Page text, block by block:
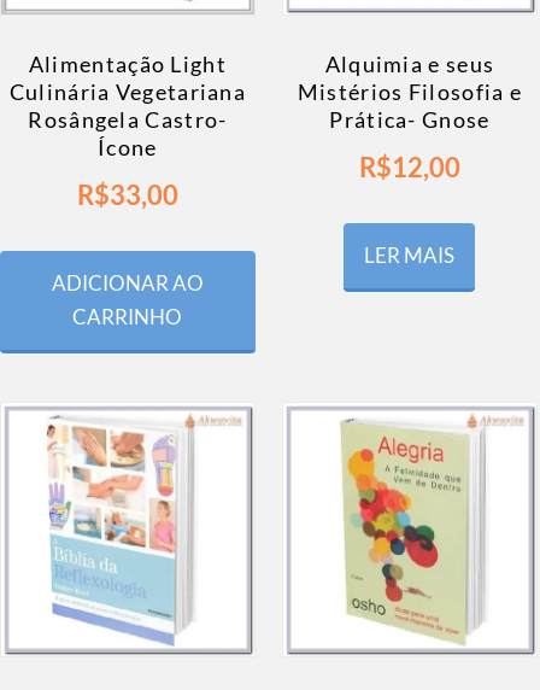
Alimentação Light
Culinária Vegetariana
Rosângela Castro-
Ícone
R$33,00
ADICIONAR AO
CARRINHO
Alquimia e seus
Mistérios Filosofia e
Prática- Gnose
R$12,00
LER MAIS